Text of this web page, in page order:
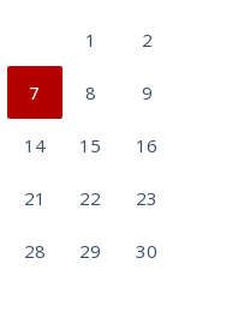
1 2
7 8 9
14 15 16
21 22 23
28 29 30